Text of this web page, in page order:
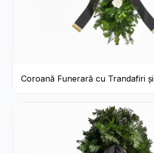
Coroană Funerară cu Trandafiri și
Crini